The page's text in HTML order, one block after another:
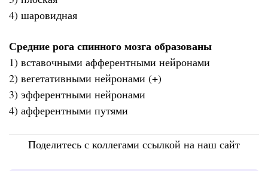
4) шаровидная
Средние рога спинного мозга образованы
1) вставочными афферентными нейронами
2) вегетативными нейронами (+)
3) эфферентными нейронами
4) афферентными путями
Поделитесь с коллегами ссылкой на наш сайт